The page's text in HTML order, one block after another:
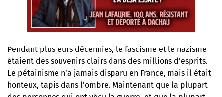
Pendant plusieurs décennies, le fascisme et le nazisme
étaient des souvenirs clairs dans des millions d’esprits.
Le pétainisme n’a jamais disparu en France, mais il était
honteux, tapis dans l’ombre. Maintenant que la plupart